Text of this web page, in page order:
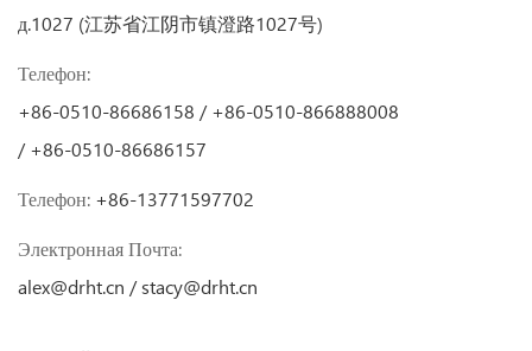
д.1027 (江苏省江阴市镇澄路1027号)
Телефон:
+86-0510-86686158 / +86-0510-866888008
/ +86-0510-86686157
Телефон: +86-13771597702
Электронная Почта:
alex@drht.cn /stacy@drht.cn